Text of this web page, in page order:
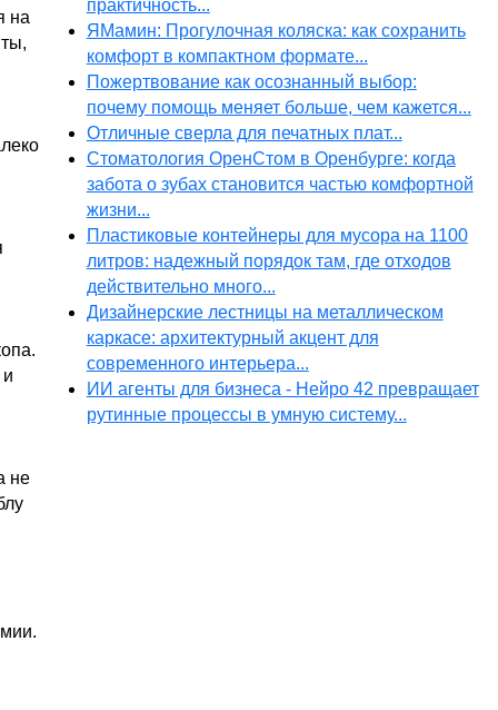
на
не
практичность...
ЯМамин: Прогулочная коляска: как сохранить
комфорт в компактном формате...
Пожертвование как осознанный выбор:
почему помощь меняет больше, чем кажется...
Отличные сверла для печатных плат...
Стоматология ОренСтом в Оренбурге: когда
забота о зубах становится частью комфортной
жизни...
Пластиковые контейнеры для мусора на 1100
литров: надежный порядок там, где отходов
действительно много...
Дизайнерские лестницы на металлическом
каркасе: архитектурный акцент для
современного интерьера...
ИИ агенты для бизнеса - Нейро 42 превращает
рутинные процессы в умную систему...